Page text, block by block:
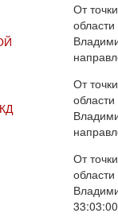
От
От
От